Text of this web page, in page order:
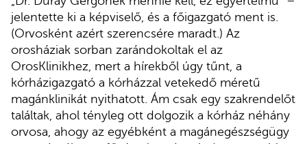
jelentette ki a képviselő, és a főigazgató ment is.
(Orvosként azért szerencsére maradt.) Az
orosháziak sorban zarándokoltak el az
OrosKlinikhez, mert a hírekből úgy tűnt, a
kórházigazgató a kórházzal vetekedő méretű
magánklinikát nyithatott. Ám csak egy szakrendelőt
találtak, ahol tényleg ott dolgozik a kórház néhány
orvosa, ahogy az egyébként a magánegészségügy